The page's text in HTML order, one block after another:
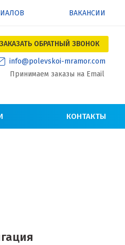
ВАКАНСИИ
ЗАКАЗАТЬ ОБРАТНЫЙ ЗВОНОК
info@polevskoi-mramor.com
Принимаем заказы на Email
КОНТАКТЫ